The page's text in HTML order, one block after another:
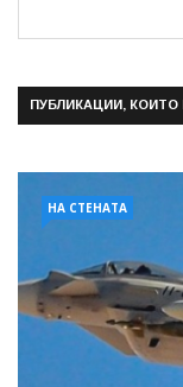
ПУБЛИКАЦИИ, КОИТО
НА СТЕНАТА